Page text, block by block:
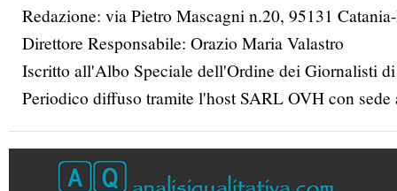
Redazione: via Pietro Mascagni n.20, 95131
Direttore Responsabile: Orazio Maria Valastro
Iscritto all'Albo Speciale dell'Ordine dei Giornalisti
Periodico diffuso tramite l'host SARL OVH con